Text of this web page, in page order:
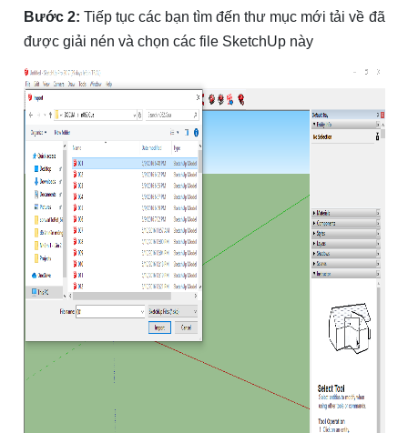
Bước 2: Tiếp tục các bạn tìm đến thư mục mới tải về đã
được giải nén và chọn các file SketchUp này